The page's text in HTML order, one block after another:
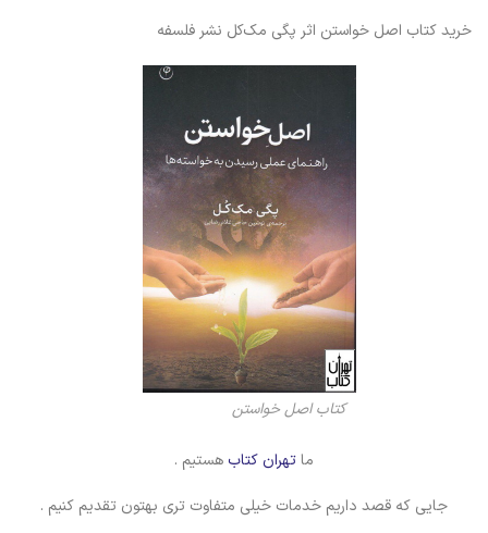
خرید کتاب اصل خواستن اثر پگی مک‌کل نشر فلسفه
کتاب اصل خواستن
ماتهران کتاب هستیم .
جایی که قصد داریم خدمات خیلی متفاوت تری بهتون تقدیم کنیم .